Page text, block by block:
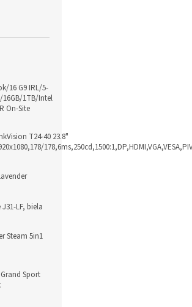
16 G9 IRL/5-
16GB/1TB/Intel
On-Site
T24-40 23.8"
LF, biela
Steam 5in1
Sport